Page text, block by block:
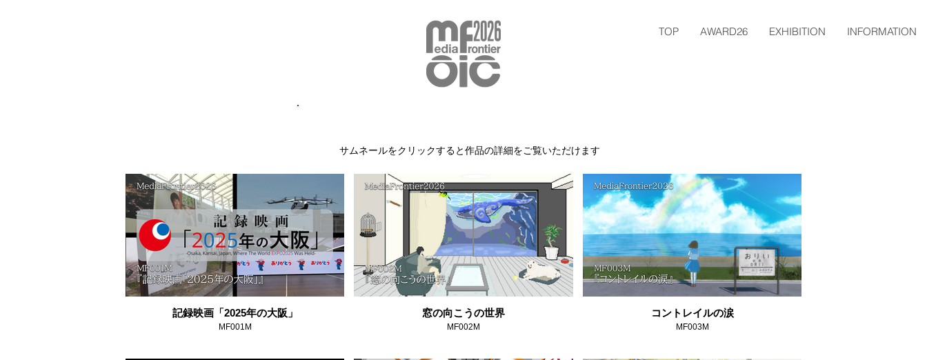
TOP AWARD26 EXHIBITION INFORMATION
​サムネールをクリックすると作品の詳細をご覧いただけます
記録映画「2025年の大阪」
MF001M
窓の向こうの世界
MF002M
コントレイルの涙
MF003M